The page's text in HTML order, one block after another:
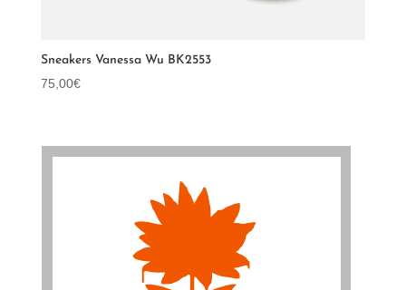
Sneakers Vanessa Wu BK2553
75,00€